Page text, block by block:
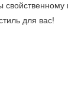
для вас!